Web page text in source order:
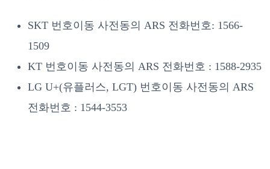
SKT 번호이동 사전동의 ARS 전화번호: 1566-
1509
KT 번호이동 사전동의 ARS 전화번호 : 1588-2935
LG U+(유플러스, LGT) 번호이동 사전동의 ARS
전화번호 : 1544-3553